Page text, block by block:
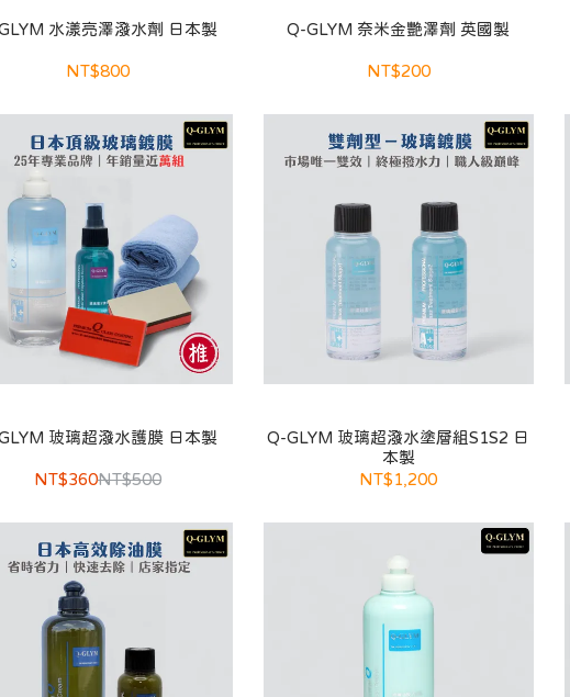
水漾亮澤潑水劑 日本製
NT$800
Q-GLYM 奈米金艷澤劑 英國製
NT$200
玻璃超潑水護膜 日本製
NT$360NT$500
Q-GLYM 玻璃超潑水塗層組S1S2 日
本製
NT$1,200